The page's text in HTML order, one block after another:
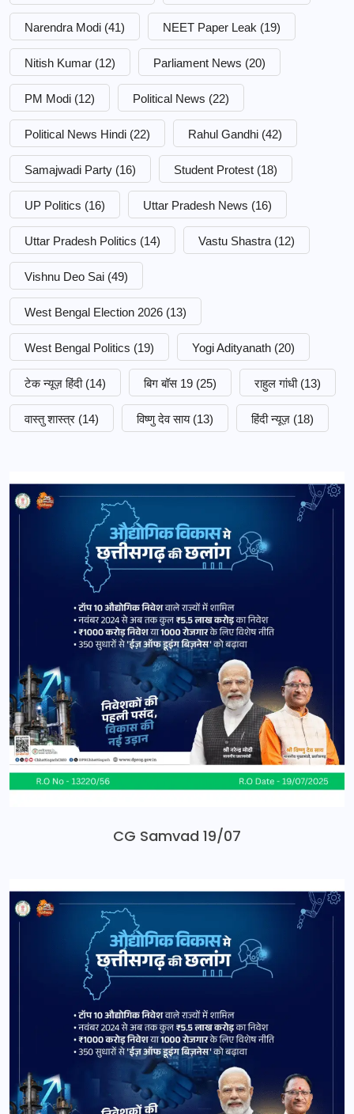
Narendra Modi (41) NEET Paper Leak (19)
Nitish Kumar (12) Parliament News (20)
PM Modi (12) Political News (22)
Political News Hindi (22) Rahul Gandhi (42)
Samajwadi Party (16) Student Protest (18)
UP Politics (16) Uttar Pradesh News (16)
Uttar Pradesh Politics (14) Vastu Shastra (12)
Vishnu Deo Sai (49)
West Bengal Election 2026 (13)
West Bengal Politics (19) Yogi Adityanath (20)
टेक न्यूज़ हिंदी (14) बिग बॉस 19 (25) राहुल गांधी (13)
वास्तु शास्त्र (14) विष्णु देव साय (13) हिंदी न्यूज़ (18)
CG Samvad 19/07